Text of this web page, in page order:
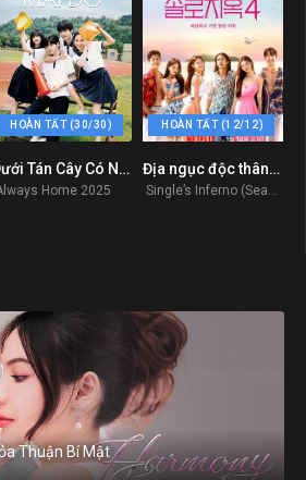
HOÀN TẤT (30/30)
0Dưới Tán Cây Có Ngôi Nhà Mái Đỏ
Home 2025
HOÀN TẤT (12/12)
6.9Địa ngục độc thân (Phần 4)
Thuận Bí Mật